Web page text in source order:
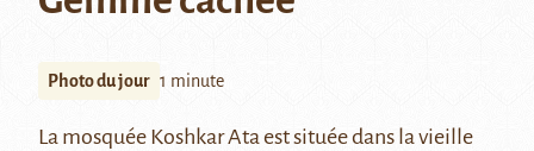
Photo du jour 1 minute
La mosquée Koshkar Ata est située dans la vieille